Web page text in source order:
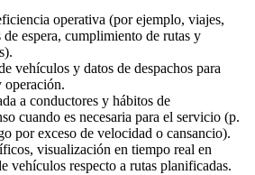
operativa (por ejemplo, viajes,
de espera, cumplimiento de rutas y
vehículos y datos de despachos para
operación.
a conductores y hábitos de
cuando es necesaria para el servicio (p.
por exceso de velocidad o cansancio).
visualización en tiempo real en
vehículos respecto a rutas planificadas.